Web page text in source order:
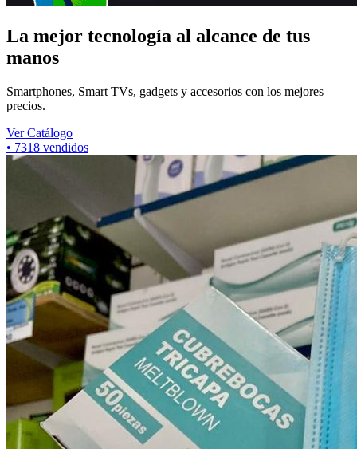
La mejor tecnología al alcance de tus
manos
Smartphones, Smart TVs, gadgets y accesorios con los mejores
precios.
Ver Catálogo
• 7318 vendidos